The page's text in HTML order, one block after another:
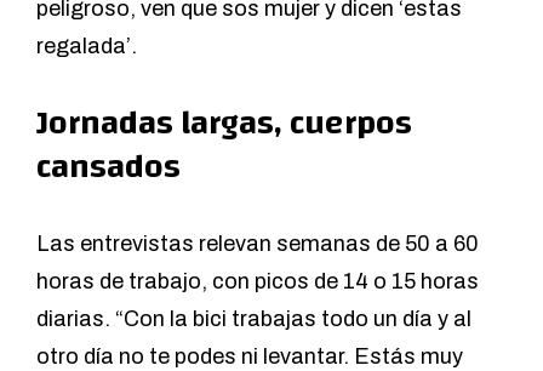
peligroso, ven que sos mujer y dicen ‘estas
regalada’.
Jornadas largas, cuerpos
cansados
Las entrevistas relevan semanas de 50 a 60
horas de trabajo, con picos de 14 o 15 horas
diarias. “Con la bici trabajas todo un día y al
otro día no te podes ni levantar. Estás muy